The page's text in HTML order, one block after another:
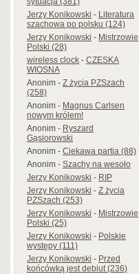
Jerzy Konikowski-Literatura
szachowa po polsku (124)
Jerzy Konikowski-Mistrzowie
Polski (28)
wireless clock-CZESKA
WIOSNA
Anonim-Z życia PZSzach
(258)
Anonim-Magnus Carlsen
nowym królem!
Anonim-Ryszard
Gąsiorowski
Anonim-Ciekawa partia (88)
Anonim-Szachy na wesoło
Jerzy Konikowski-RIP
Jerzy Konikowski-Z życia
PZSzach (253)
Jerzy Konikowski-Mistrzowie
Polski (25)
Jerzy Konikowski-Polskie
występy (111)
Jerzy Konikowski-Przed
końcówką jest debiut (236)